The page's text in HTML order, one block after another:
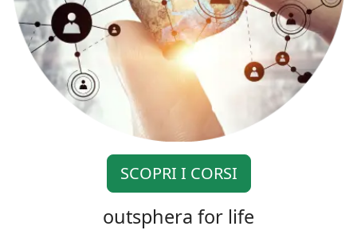
SCOPRI I CORSI
outsphera for life